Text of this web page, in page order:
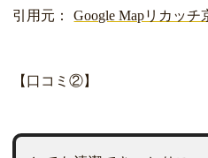
引用元： Google Mapリカッチ
【口コミ②】